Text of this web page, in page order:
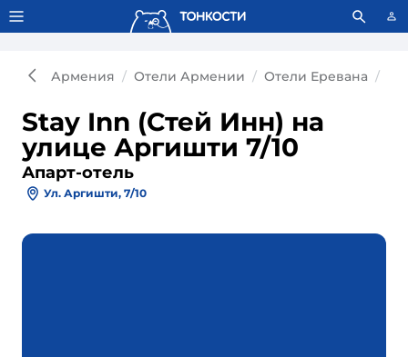
Тонкости используют сookie-файлы. Что это значит?
Армения Отели Армении Отели Еревана
Stay Inn (Стей Инн) на
улице Аргишти 7/10
Апарт-отель
Ул. Аргишти, 7/10